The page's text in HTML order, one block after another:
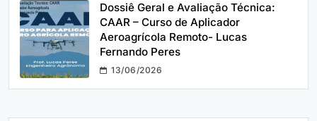
Dossiê Geral e Avaliação Técnica:
CAAR – Curso de Aplicador
Aeroagrícola Remoto- Lucas
Fernando Peres
13/06/2026